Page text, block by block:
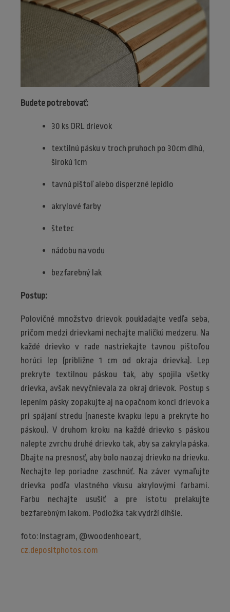
Budete potrebovať:
30 ks ORL drievok
textilnú pásku v troch pruhoch po 30cm dlhú,
širokú 1cm
tavnú pištoľ alebo disperzné lepidlo
akrylové farby
štetec
nádobu na vodu
bezfarebný lak
Postup:
Polovičné množstvo drievok poukladajte vedľa seba,
pričom medzi drievkami nechajte maličkú medzeru. Na
každé drievko v rade nastriekajte tavnou pištoľou
horúci lep (približne 1 cm od okraja drievka). Lep
prekryte textilnou páskou tak, aby spojila všetky
drievka, avšak nevyčnievala za okraj drievok. Postup s
lepením pásky zopakujte aj na opačnom konci drievok a
pri spájaní stredu (naneste kvapku lepu a prekryte ho
páskou). V druhom kroku na každé drievko s páskou
nalepte zvrchu druhé drievko tak, aby sa zakryla páska.
Dbajte na presnosť, aby bolo naozaj drievko na drievku.
Nechajte lep poriadne zaschnúť. Na záver vymaľujte
drievka podľa vlastného vkusu akrylovými farbami.
Farbu nechajte usušiť a pre istotu prelakujte
bezfarebným lakom. Podložka tak vydrží dlhšie.
foto: Instagram, @woodenhoeart,
cz.depositphotos.com